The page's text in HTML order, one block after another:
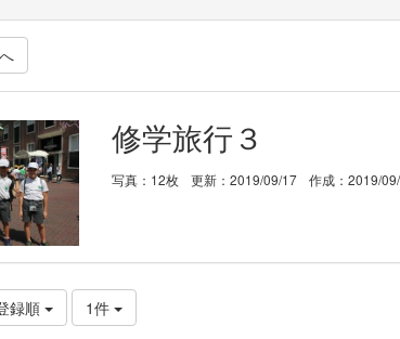
修学旅行３
写真：12枚 更新：2019/09/17 作成：2019/
録順 1件